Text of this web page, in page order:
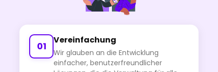
01
Vereinfachung
Wir glauben an die Entwicklung
einfacher, benutzerfreundlicher